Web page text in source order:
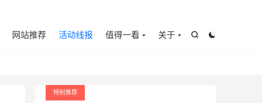


网站推荐 活动线报 值得一看 关于
特别推荐